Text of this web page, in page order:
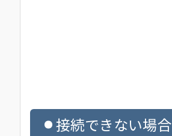
接続できない場合